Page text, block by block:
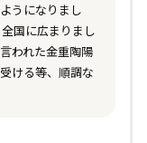
うになりまし
国に広まりまし
われた金重陶陽
ける等、順調な